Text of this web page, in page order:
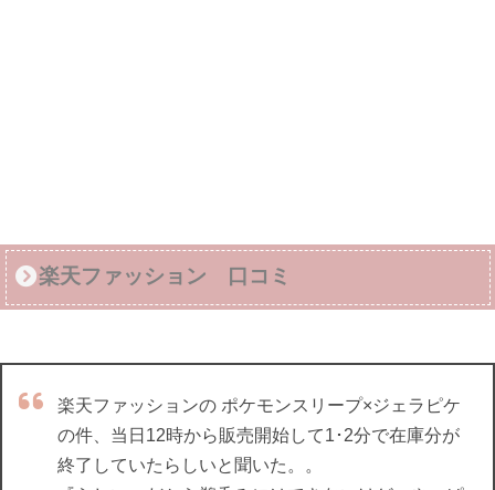
楽天ファッション 口コミ
楽天ファッションの ポケモンスリープ×ジェラピケ
の件、当日12時から販売開始して1･2分で在庫分が
終了していたらしいと聞いた。。